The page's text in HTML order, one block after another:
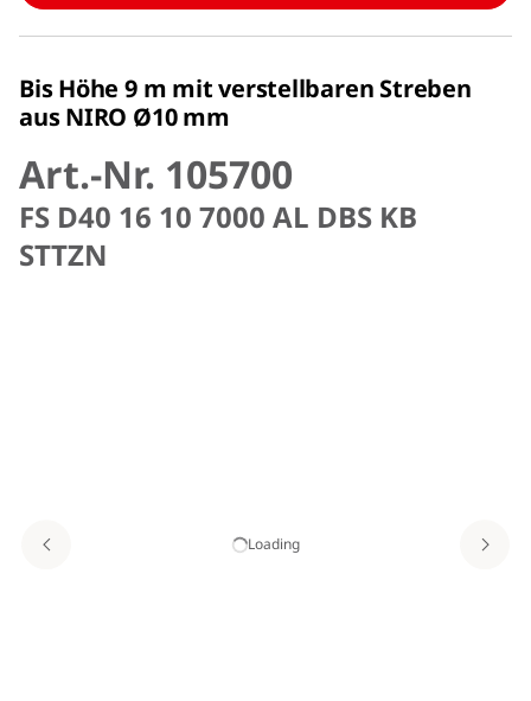
Bis Höhe 9 m mit verstellbaren Streben
aus NIRO Ø10 mm
Art.-Nr. 105700
FS D40 16 10 7000 AL DBS KB
STTZN
Loading